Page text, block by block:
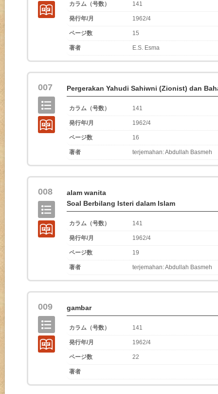
カラム（号数） 141
発行年/月 1962/4
ページ数 15
著者 E.S. Esma
007 Pergerakan Yahudi Sahiwni (Zionist) dan
カラム（号数） 141
発行年/月 1962/4
ページ数 16
著者 terjemahan: Abdullah Basmeh
008
alam wanita
Soal Berbilang Isteri dalam Islam
カラム（号数） 141
発行年/月 1962/4
ページ数 19
著者 terjemahan: Abdullah Basmeh
009 gambar
カラム（号数） 141
発行年/月 1962/4
ページ数 22
著者